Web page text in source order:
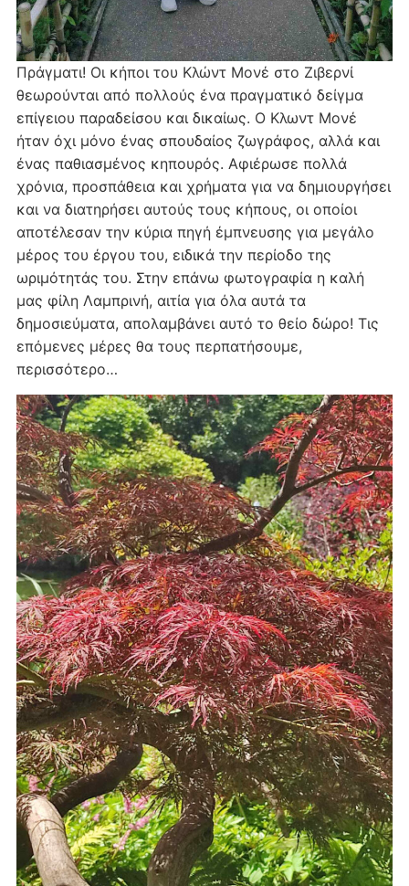
Πράγματι! Οι κήποι του Κλώντ Μονέ στο Ζιβερνί
θεωρούνται από πολλούς ένα πραγματικό δείγμα
επίγειου παραδείσου και δικαίως. Ο Κλωντ Μονέ
ήταν όχι μόνο ένας σπουδαίος ζωγράφος, αλλά και
ένας παθιασμένος κηπουρός. Αφιέρωσε πολλά
χρόνια, προσπάθεια και χρήματα για να δημιουργήσει
και να διατηρήσει αυτούς τους κήπους, οι οποίοι
αποτέλεσαν την κύρια πηγή έμπνευσης για μεγάλο
μέρος του έργου του, ειδικά την περίοδο της
ωριμότητάς του. Στην επάνω φωτογραφία η καλή
μας φίλη Λαμπρινή, αιτία για όλα αυτά τα
δημοσιεύματα, απολαμβάνει αυτό το θείο δώρο! Τις
επόμενες μέρες θα τους περπατήσουμε,
περισσότερο…